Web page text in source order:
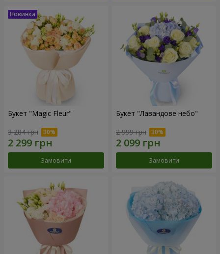
Букет "Magic Fleur"
3 284 грн
Замовити
Букет "Лавандове небо"
2 999 грн
Замовити